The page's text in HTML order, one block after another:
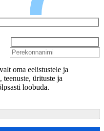
oma eelistustele ja
ürituste ja
loobuda.